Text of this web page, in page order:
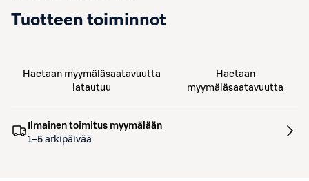
Tuotteen toiminnot
Haetaan myymäläsaatavuutta
latautuu
Haetaan
myymäläsaatavuutta
Ilmainen toimitus myymälään
1–5 arkipäivää